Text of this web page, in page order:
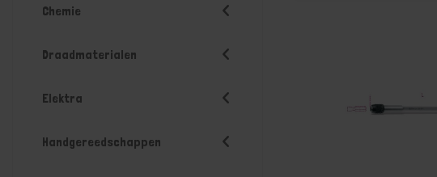
Chemie
Draadmaterialen
Elektra
Handgereedschappen